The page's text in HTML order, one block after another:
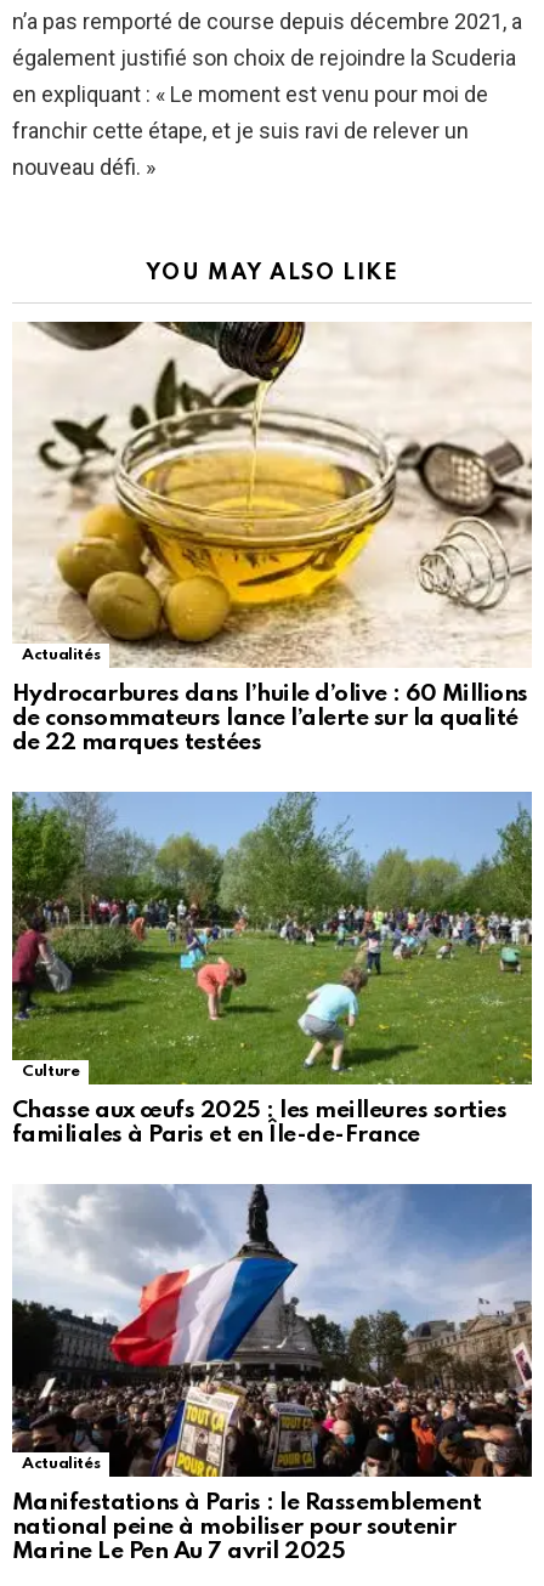
n’a pas remporté de course depuis décembre 2021, a
également justifié son choix de rejoindre la Scuderia
en expliquant : « Le moment est venu pour moi de
franchir cette étape, et je suis ravi de relever un
nouveau défi. »
YOU MAY ALSO LIKE
Actualités
Hydrocarbures dans l’huile d’olive : 60 Millions
de consommateurs lance l’alerte sur la qualité
de 22 marques testées
Culture
Chasse aux œufs 2025 : les meilleures sorties
familiales à Paris et en Île-de-France
Actualités
Manifestations à Paris : le Rassemblement
national peine à mobiliser pour soutenir
Marine Le Pen Au 7 avril 2025